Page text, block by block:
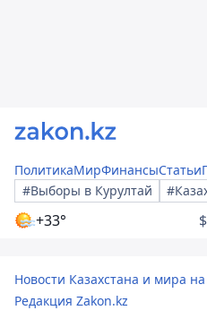
ПолитикаМирФинансыСтатьи
#Выборы в Курултай
+33° $
Новости Казахстана и мира на
Редакция Zakon.kz